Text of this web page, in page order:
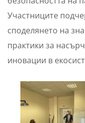
Участниците
споделянето на
практики за
иновации в